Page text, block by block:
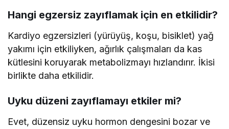
Hangi egzersiz zayıflamak için en etkilidir?
Kardiyo egzersizleri (yürüyüş, koşu, bisiklet) yağ
yakımı için etkiliyken, ağırlık çalışmaları da kas
kütlesini koruyarak metabolizmayı hızlandırır. İkisi
birlikte daha etkilidir.
Uyku düzeni zayıflamayı etkiler mi?
Evet, düzensiz uyku hormon dengesini bozar ve